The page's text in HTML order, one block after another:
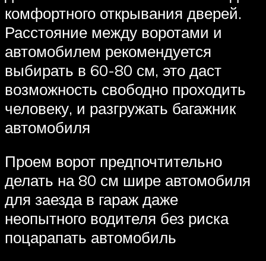
комфортного открывания дверей.
Расстояние между воротами и
автомобилем рекомендуется
выбирать в 60-80 см, это даст
возможность свободно проходить
человеку, и разгружать багажник
автомобиля
Проем ворот предпочтительно
делать на 80 см шире автомобиля
для заезда в гараж даже
неопытного водителя без риска
поцарапать автомобиль